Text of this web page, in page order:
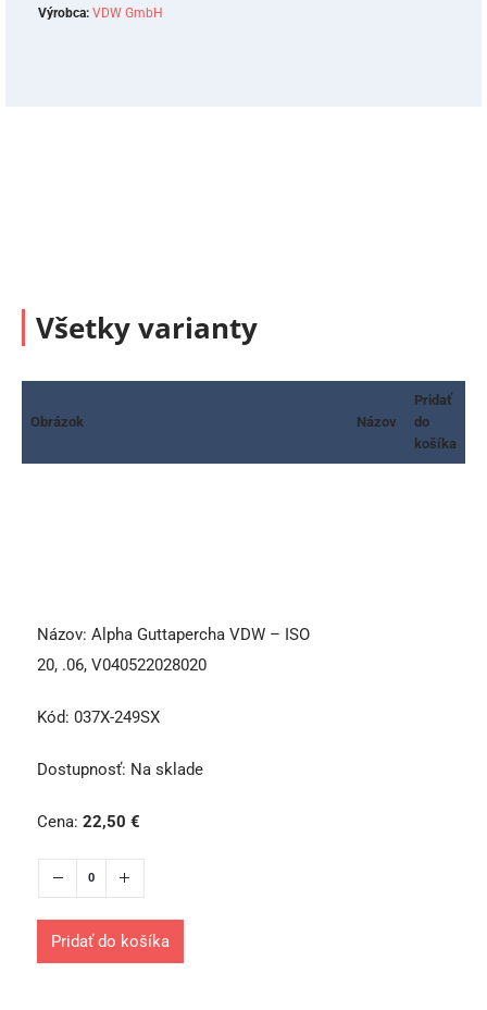
Výrobca: VDW GmbH
Všetky varianty
Obrázok Názov
Pridať
do
košíka
Názov: Alpha Guttapercha VDW – ISO
20, .06, V040522028020
Kód: 037X-249SX
Dostupnosť: Na sklade
Cena: 22,50 €
Pridať do košíka